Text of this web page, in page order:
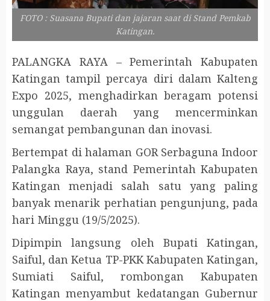
FOTO : Suasana Bupati dan jajaran saat di Stand Pemkab
Katingan.
PALANGKA RAYA – Pemerintah Kabupaten
Katingan tampil percaya diri dalam Kalteng
Expo 2025, menghadirkan beragam potensi
unggulan daerah yang mencerminkan
semangat pembangunan dan inovasi.
Bertempat di halaman GOR Serbaguna Indoor
Palangka Raya, stand Pemerintah Kabupaten
Katingan menjadi salah satu yang paling
banyak menarik perhatian pengunjung, pada
hari Minggu (19/5/2025).
Dipimpin langsung oleh Bupati Katingan,
Saiful, dan Ketua TP-PKK Kabupaten Katingan,
Sumiati Saiful, rombongan Kabupaten
Katingan menyambut kedatangan Gubernur